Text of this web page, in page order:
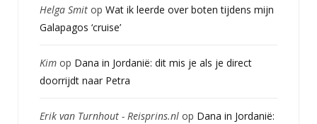
Helga Smit op Wat ik leerde over boten tijdens mijn
Galapagos ‘cruise’
Kim op Dana in Jordanië: dit mis je als je direct
doorrijdt naar Petra
Erik van Turnhout - Reisprins.nl op Dana in Jordanië: